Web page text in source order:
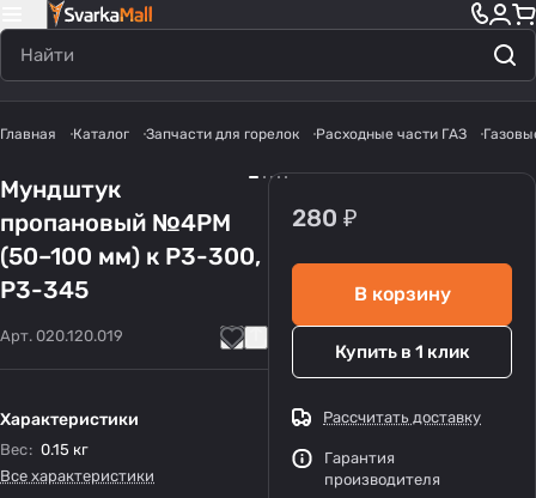
Главная Каталог Запчасти для горелок Расходные части ГАЗ
Мундштук
пропановый №4PM
(50–100 мм) к Р3-300,
Р3-345
Арт. 020.120.019
Характеристики
Вес: 0.15 кг
Все характеристики
280 ₽
В корзину
Купить в 1 клик
Рассчитать доставку
Гарантия
производителя